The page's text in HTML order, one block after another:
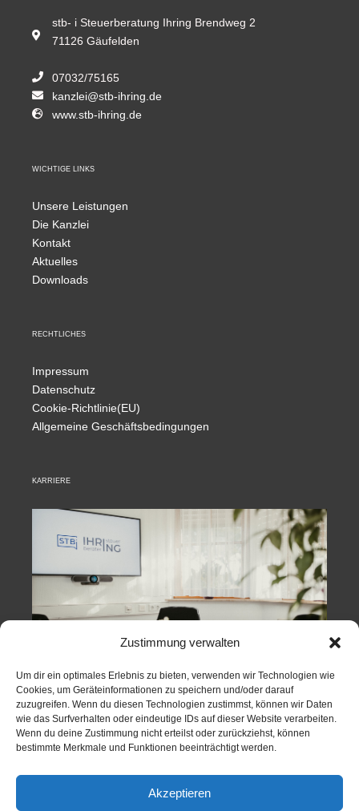
Zustimmung verwalten
Um dir ein optimales Erlebnis zu bieten, verwenden wir Technologien wie
Cookies, um Geräteinformationen zu speichern und/oder darauf
zuzugreifen. Wenn du diesen Technologien zustimmst, können wir Daten
wie das Surfverhalten oder eindeutige IDs auf dieser Website verarbeiten.
Wenn du deine Zustimmung nicht erteilst oder zurückziehst, können
bestimmte Merkmale und Funktionen beeinträchtigt werden.
Akzeptieren
stb- i Steuerberatung Ihring Brendweg 2
71126 Gäufelden
07032/75165
kanzlei@stb-ihring.de
www.stb-ihring.de
WICHTIGE LINKS
Unsere Leistungen
Die Kanzlei
Kontakt
Aktuelles
Downloads
RECHTLICHES
Impressum
Datenschutz
Cookie-Richtlinie(EU)
Allgemeine Geschäftsbedingungen
KARRIERE
beruflichen Veränderung? Ihnen ist Ortsungebundenheit
und zeitliche Flexibilität wichtig? Dann treten Sie gerne mit
uns in Kontakt.
Zu unserer Karriere-Seite »